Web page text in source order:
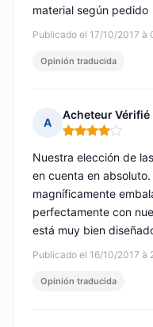
Publicado el 17/10/2017 à
material según pedido
Opinión traducida
A
Acheteur Vérifié
Nota: 4 de 5
Publicado el 16/10/2017 à
Nuestra elección de
en cuenta en
magníficamente
perfectamente con
está muy bien
Opinión traducida